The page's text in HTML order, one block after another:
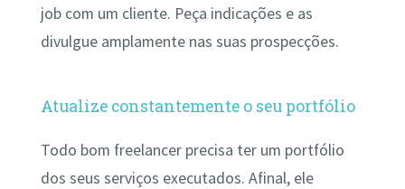
job com um cliente. Peça indicações e as
divulgue amplamente nas suas prospecções.
Atualize constantemente o seu portfólio
Todo bom freelancer precisa ter um portfólio
dos seus serviços executados. Afinal, ele